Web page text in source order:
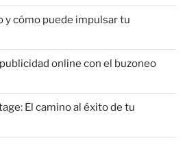
y cómo puede impulsar tu
online con el buzoneo
El camino al éxito de tu